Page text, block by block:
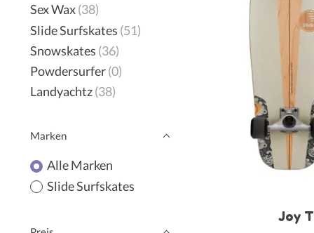
Sex Wax(38)
Slide Surfskates (51)
Snowskates (36)
Powdersurfer(0)
Landyachtz(38)
Marken
Alle Marken
Slide Surfskates
Joy